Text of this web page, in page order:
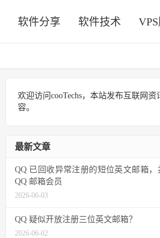
软件分享 软件技术
欢迎访问cooTechs，本站发布互联网资
容。
最新文章
QQ 已回收异常注册的短位英文邮箱，
QQ 邮箱会员
2026-06-03
QQ 疑似开放注册三位英文邮箱？
2026-06-02